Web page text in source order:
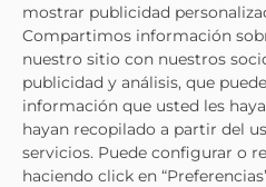
SKECHERS
mostrar publicidad
Compartimos información
nuestro sitio con nuestros
publicidad y análisis, que
información que usted les
hayan recopilado a partir del
servicios. Puede configurar o
haciendo click en